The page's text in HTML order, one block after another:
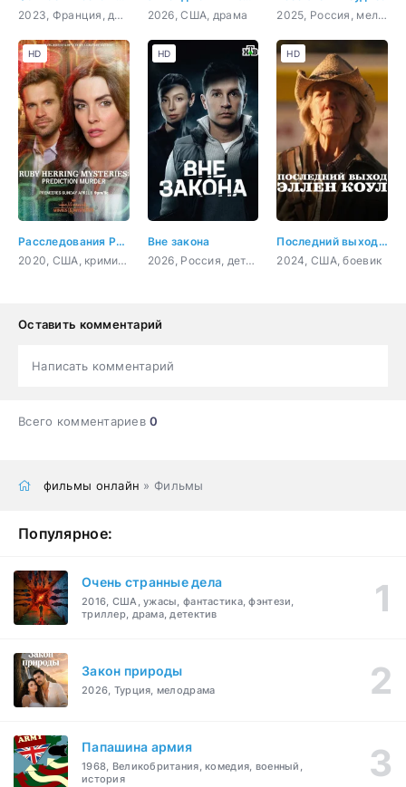
2023, Франция, драма
2026, США, драма
2025, Россия, мелодрама
Расследования Руби Херринг: Предсказание убийства
2020, США, криминал, детектив
HD
Вне закона
2026, Россия, детектив, боевик, криминал, драма
HD
Последний выход Эллен Коул
2024, США, боевик
HD
Оставить комментарий
Написать комментарий
Всего комментариев0
фильмы онлайн » Фильмы
Популярное:
Очень странные дела
2016, США, ужасы, фантастика, фэнтези,
триллер, драма, детектив
Закон природы
2026, Турция, мелодрама
Папашина армия
1968, Великобритания, комедия, военный,
история